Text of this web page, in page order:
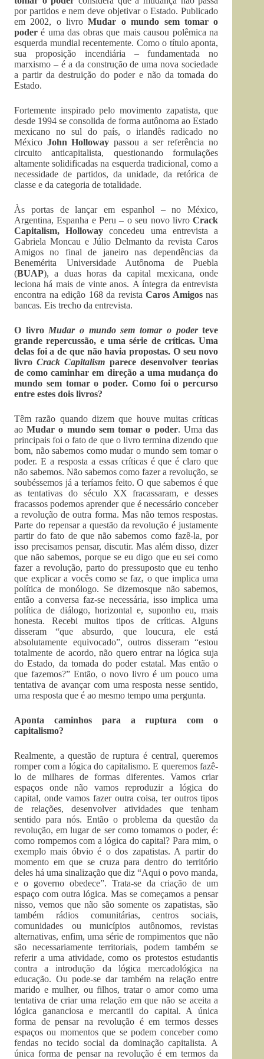
por partidos e nem deve objetivar o Estado. Publicado
em 2002, o livroMudar o mundo sem tomar o
poder é uma das obras que mais causou polêmica na
esquerda mundial recentemente. Como o título aponta,
sua proposição incendiária – fundamentada no
marxismo – é a da construção de uma nova sociedade
a partir da destruição do poder e não da tomada do
Estado.
Fortemente inspirado pelo movimento zapatista, que
desde 1994 se consolida de forma autônoma ao Estado
mexicano no sul do país, o irlandês radicado no
México John Holloway passou a ser referência no
circuito anticapitalista, questionando formulações
altamente solidificadas na esquerda tradicional, como a
necessidade de partidos, da unidade, da retórica de
classe e da categoria de totalidade.
Às portas de lançar em espanhol – no México,
Argentina, Espanha e Peru – o seu novo livroCrack
Capitalism, Holloway concedeu uma entrevista a
Gabriela Moncau e Júlio Delmanto da revista Caros
Amigos no final de janeiro nas dependências da
Benemérita Universidade Autônoma de Puebla
(BUAP), a duas horas da capital mexicana, onde
leciona há mais de vinte anos. A íntegra da entrevista
encontra na edição 168 da revistaCaros Amigosnas
bancas. Eis trecho da entrevista.
O livro Mudar o mundo sem tomar o poderteve
grande repercussão, e uma série de críticas. Uma
delas foi a de que não havia propostas. O seu novo
livroCrack Capitalism parece desenvolver teorias
de como caminhar em direção a uma mudança do
mundo sem tomar o poder. Como foi o percurso
entre estes dois livros?
Têm razão quando dizem que houve muitas críticas
aoMudar o mundo sem tomar o poder. Uma das
principais foi o fato de que o livro termina dizendo que
bom, não sabemos como mudar o mundo sem tomar o
poder. E a resposta a essas críticas é que é claro que
não sabemos. Não sabemos como fazer a revolução, se
soubéssemos já a teríamos feito. O que sabemos é que
as tentativas do século XX fracassaram, e desses
fracassos podemos aprender que é necessário conceber
a revolução de outra forma. Mas não temos respostas.
Parte do repensar a questão da revolução é justamente
partir do fato de que não sabemos como fazê-la, por
isso precisamos pensar, discutir. Mas além disso, dizer
que não sabemos, porque se eu digo que eu sei como
fazer a revolução, parto do pressuposto que eu tenho
que explicar a vocês como se faz, o que implica uma
política de monólogo. Se dizemosque não sabemos,
então a conversa faz-se necessária, isso implica uma
política de diálogo, horizontal e, suponho eu, mais
honesta. Recebi muitos tipos de críticas. Alguns
disseram “que absurdo, que loucura, ele está
absolutamente equivocado”, outros disseram “estou
totalmente de acordo, não quero entrar na lógica suja
do Estado, da tomada do poder estatal. Mas então o
que fazemos?” Então, o novo livro é um pouco uma
tentativa de avançar com uma resposta nesse sentido,
uma resposta que é ao mesmo tempo uma pergunta.
Aponta caminhos para a ruptura com o
capitalismo?
Realmente, a questão de ruptura é central, queremos
romper com a lógica do capitalismo. E queremos fazê-
lo de milhares de formas diferentes. Vamos criar
espaços onde não vamos reproduzir a lógica do
capital, onde vamos fazer outra coisa, ter outros tipos
de relações, desenvolver atividades que tenham
sentido para nós. Então o problema da questão da
revolução, em lugar de ser como tomamos o poder, é:
como rompemos com a lógica do capital? Para mim, o
exemplo mais óbvio é o dos zapatistas. A partir do
momento em que se cruza para dentro do território
deles há uma sinalização que diz “Aqui o povo manda,
e o governo obedece”. Trata-se da criação de um
espaço com outra lógica. Mas se começamos a pensar
nisso, vemos que não são somente os zapatistas, são
também rádios comunitárias, centros sociais,
comunidades ou municípios autônomos, revistas
alternativas, enfim, uma série de rompimentos que não
são necessariamente territoriais, podem também se
referir a uma atividade, como os protestos estudantis
contra a introdução da lógica mercadológica na
educação. Ou pode-se dar também na relação entre
marido e mulher, ou filhos, tratar o amor como uma
tentativa de criar uma relação em que não se aceita a
lógica gananciosa e mercantil do capital. A única
forma de pensar na revolução é em termos desses
espaços ou momentos que se podem conceber como
fendas no tecido social da dominação capitalista. A
única forma de pensar na revolução é em termos da